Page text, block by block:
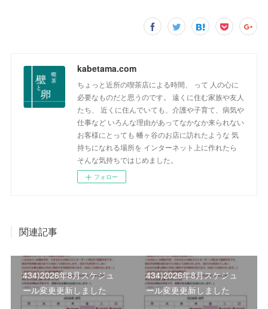
kabetama.com
ちょっと近所の喫茶店による時間、 って 人の心に
必要なものだと思うのです。 遠くに住む家族や友人
たち、 近くに住んでいても、介護や子育て、病気や
仕事など いろんな理由があってなかなか来られない
お客様にとっても 幡ヶ谷のお店に訪れたような 気
持ちになれる場所を インターネット上に作れたら
そんな気持ちではじめました。
フォロー
関連記事
434)2026年8月スケジュ
ール変更更新しました
434)2026年8月スケジュ
ール変更更新しました